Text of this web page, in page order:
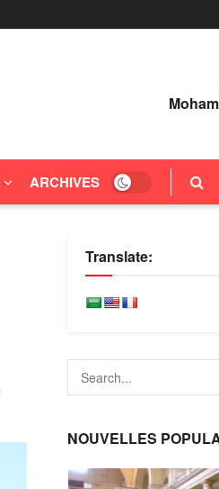
ARCHIVES
Translate:
NOUVELLES